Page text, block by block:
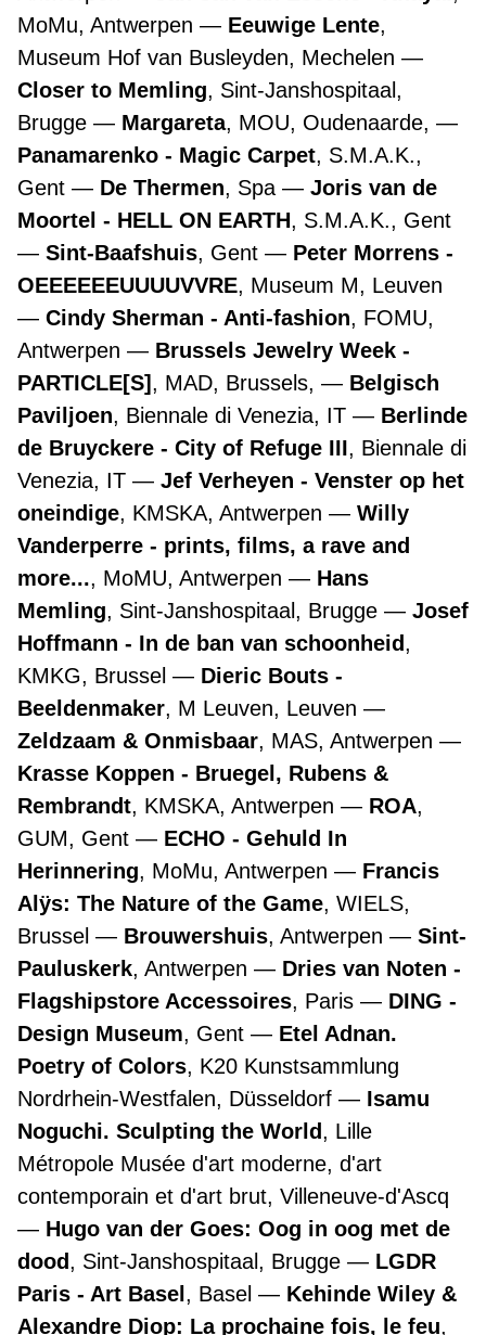
MoMu, Antwerpen
Eeuwige Lente,
Museum Hof van Busleyden, Mechelen
Closer to Memling, Sint-Janshospitaal,
Brugge
Margareta, MOU, Oudenaarde,
Panamarenko - Magic Carpet, S.M.A.K.,
Gent
De Thermen, Spa
Joris van de
Moortel - HELL ON EARTH, S.M.A.K., Gent
Sint-Baafshuis, Gent
Peter Morrens -
OEEEEEEUUUUVVRE, Museum M, Leuven
Cindy Sherman - Anti-fashion, FOMU,
Antwerpen
Brussels Jewelry Week -
PARTICLE[S] , MAD, Brussels,
Belgisch
Paviljoen, Biennale di Venezia, IT
Berlinde
de Bruyckere - City of Refuge III, Biennale di
Venezia, IT
Jef Verheyen - Venster op het
oneindige, KMSKA, Antwerpen
Willy
Vanderperre - prints, films, a rave and
more..., MoMU, Antwerpen
Hans
Memling, Sint-Janshospitaal, Brugge
Josef
Hoffmann - In de ban van schoonheid,
KMKG, Brussel
Dieric Bouts -
Beeldenmaker, M Leuven, Leuven
Zeldzaam & Onmisbaar, MAS, Antwerpen
Krasse Koppen - Bruegel, Rubens &
Rembrandt, KMSKA, Antwerpen ROA,
GUM, Gent
ECHO - Gehuld In
Herinnering, MoMu, Antwerpen
Francis
Alÿs: The Nature of the Game, WIELS,
Brussel
Brouwershuis, Antwerpen
Sint-
Pauluskerk, Antwerpen
Dries van Noten -
Flagshipstore Accessoires, Paris
DING -
Design Museum, Gent
Etel Adnan.
Poetry of Colors, K20 Kunstsammlung
Nordrhein-Westfalen, Düsseldorf
Isamu
Noguchi. Sculpting the World, Lille
Métropole Musée d'art moderne, d'art
contemporain et d'art brut, Villeneuve-d'Ascq
Hugo van der Goes: Oog in oog met de
dood, Sint-Janshospitaal, Brugge
LGDR
Paris - Art Basel , Basel
Kehinde Wiley &
Alexandre Diop: La prochaine fois, le feu,